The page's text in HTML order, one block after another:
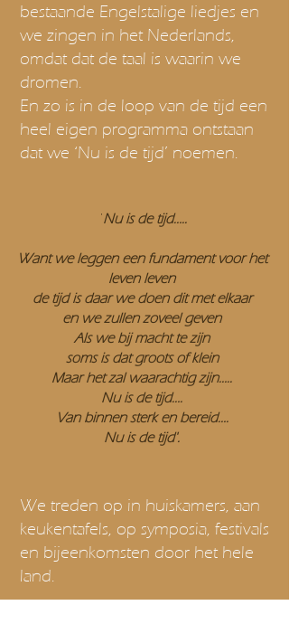
bestaande Engelstalige liedjes en
we zingen in het Nederlands,
omdat dat de taal is waarin we
dromen.
En zo is in de loop van de tijd een
heel eigen programma ontstaan
dat we ‘Nu is de tijd’ noemen.
We treden op in huiskamers, aan
keukentafels, op symposia, festivals
en bijeenkomsten door het hele
land.
​'Nu is de tijd…..
Want we leggen een fundament voor het
leven leven
de tijd is daar we doen dit met elkaar
en we zullen zoveel geven
Als we bij macht te zijn
soms is dat groots of klein
Maar het zal waarachtig zijn…..
Nu is de tijd….
Van binnen sterk en bereid….
Nu is de tijd'.